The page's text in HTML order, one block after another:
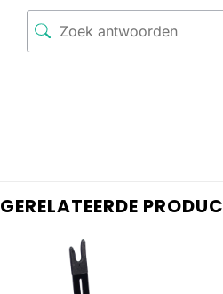
GERELATEERDE